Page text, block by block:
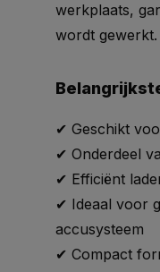
werkplaats,
wordt gewerkt.
✔ Geschikt
✔ Onderdeel
✔ Efficiënt
✔ Ideaal voor
accusysteem
✔ Compact